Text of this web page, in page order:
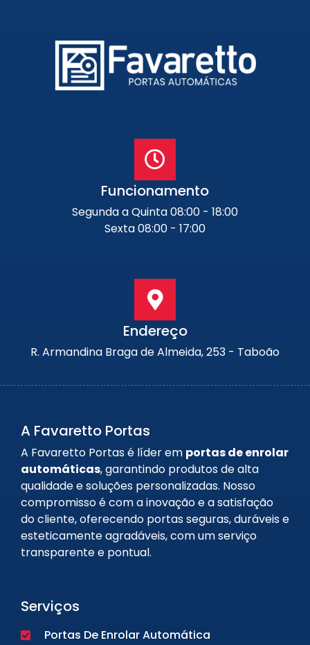
Funcionamento
Segunda a Quinta 08:00 - 18:00
Sexta 08:00 - 17:00
Endereço
R. Armandina Braga de Almeida, 253 - Taboão
A Favaretto Portas
A Favaretto Portas é líder em portas de enrolar
automáticas, garantindo produtos de alta
qualidade e soluções personalizadas. Nosso
compromisso é com a inovação e a satisfação
do cliente, oferecendo portas seguras, duráveis e
esteticamente agradáveis, com um serviço
transparente e pontual.
Serviços
Portas De Enrolar Automática